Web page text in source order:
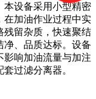
本设备采用小型精密
在加油作业过程中实
残留杂质，快速聚结
净、品质达标。设备
影响加油流量与加注
过滤分离器。